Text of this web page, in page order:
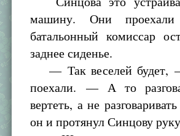
машину. Они
батальонный комиссар
заднее сиденье.
— Так веселей будет, —
поехали. — А то
вертеть, а не
он и протянул Синцову